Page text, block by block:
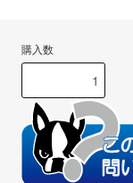
購入数